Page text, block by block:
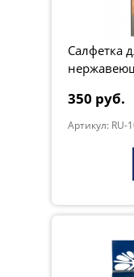
Салфетка
350 руб.
Артикул: RU-